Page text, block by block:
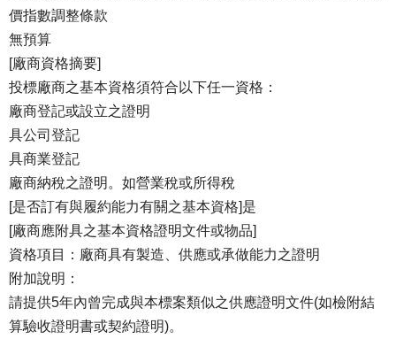
價指數調整條款
無預算
[廠商資格摘要]
投標廠商之基本資格須符合以下任一資格：
廠商登記或設立之證明
具公司登記
具商業登記
廠商納稅之證明。如營業稅或所得稅
[是否訂有與履約能力有關之基本資格]是
[廠商應附具之基本資格證明文件或物品]
資格項目：廠商具有製造、供應或承做能力之證明
附加說明：
請提供5年內曾完成與本標案類似之供應證明文件(如檢附結
算驗收證明書或契約證明)。